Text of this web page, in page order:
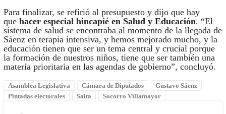
Para finalizar, se refirió al presupuesto y dijo que hay
quehacer especial hincapié en Salud y Educación. “El
sistema de salud se encontraba al momento de la llegada de
Sáenz en terapia intensiva, y hemos mejorado mucho, y la
educación tienen que ser un tema central y crucial porque
la formación de nuestros niños, tiene que ser también una
materia prioritaria en las agendas de gobierno”, concluyó.
Asamblea Legislativa Cámara de Diputados
Gustavo Sáenz
Pintadas electorales
Salta Socorro Villamayor